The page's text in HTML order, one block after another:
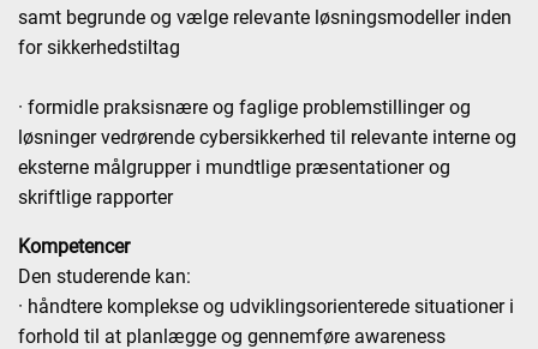
samt begrunde og vælge relevante løsningsmodeller inden
for sikkerhedstiltag
· formidle praksisnære og faglige problemstillinger og
løsninger vedrørende cybersikkerhed til relevante interne og
eksterne målgrupper i mundtlige præsentationer og
skriftlige rapporter
Kompetencer
Den studerende kan:
· håndtere komplekse og udviklingsorienterede situationer i
forhold til at planlægge og gennemføre awareness